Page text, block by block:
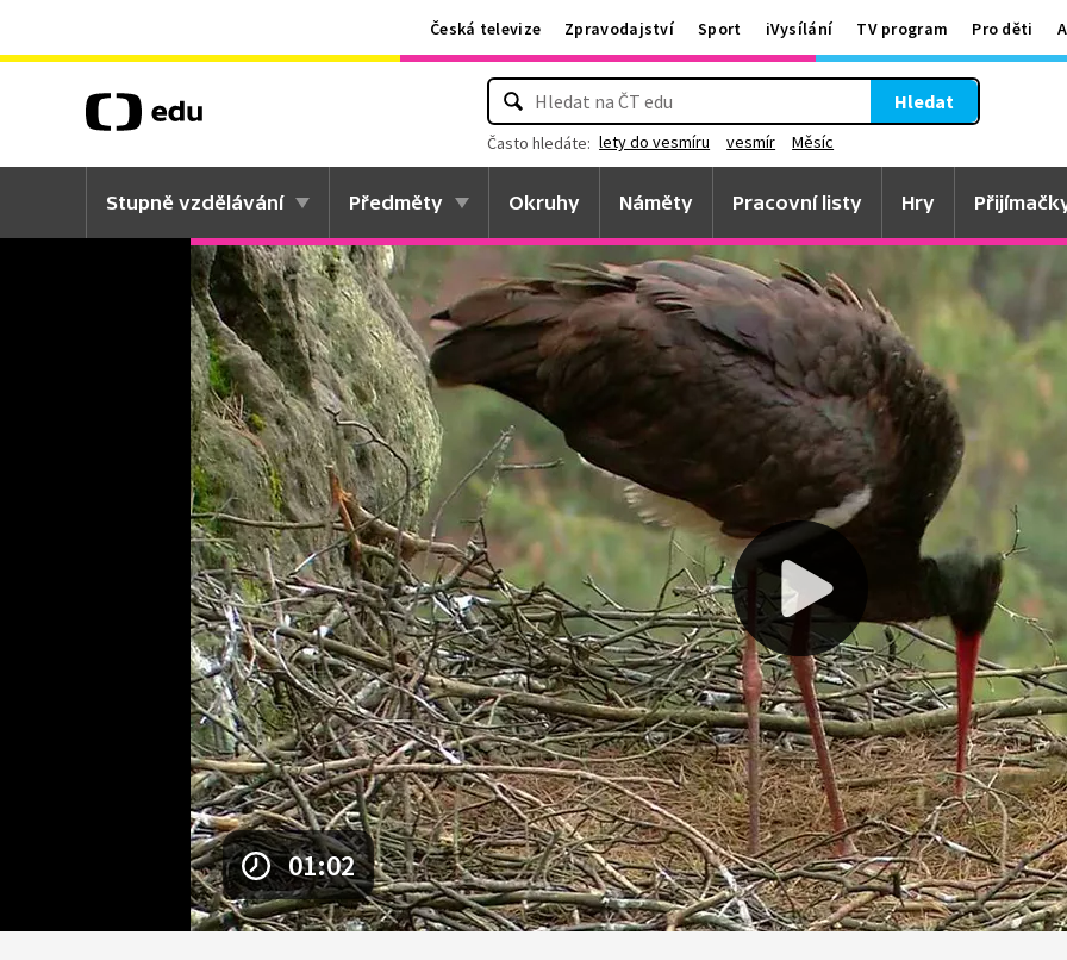
Česká televize Zpravodajství Sport iVysílání TV program Pro děti
Hledat
Často hledáte: lety do vesmíru vesmír Měsíc
Stupně vzdělávání Předměty Okruhy Náměty Pracovní listy Hry
01:02